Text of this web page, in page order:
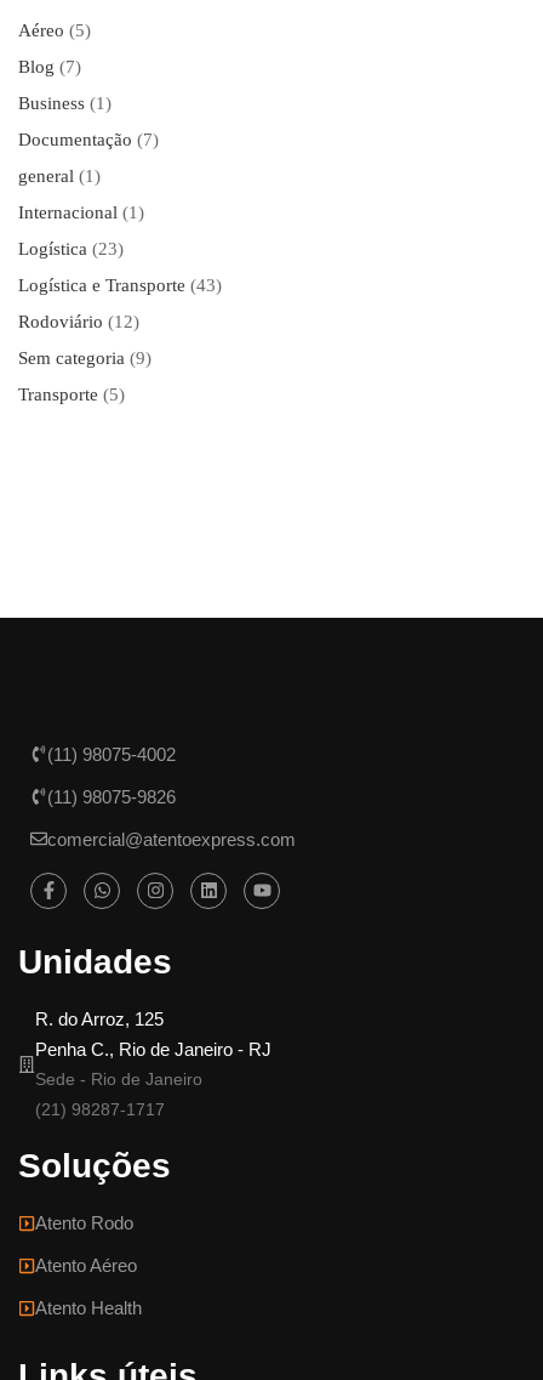
Aéreo (5)
Blog (7)
Business (1)
Documentação (7)
general (1)
Internacional (1)
Logística (23)
Logística e Transporte (43)
Rodoviário (12)
Sem categoria (9)
Transporte (5)
(11) 98075-4002
(11) 98075-9826
comercial@atentoexpress.com
Unidades
R. do Arroz, 125
Penha C., Rio de Janeiro - RJ
Sede - Rio de Janeiro
(21) 98287-1717
Soluções
Atento Rodo
Atento Aéreo
Atento Health